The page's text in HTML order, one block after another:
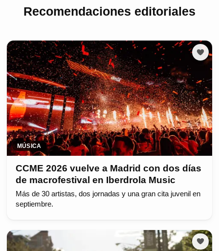
Recomendaciones editoriales
MÚSICA
CCME 2026 vuelve a Madrid con dos días
de macrofestival en Iberdrola Music
Más de 30 artistas, dos jornadas y una gran cita juvenil en
septiembre.